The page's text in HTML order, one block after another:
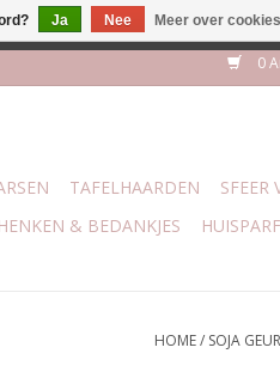
0
TAFELHAARDEN SFEER
& BEDANKJES
HOME/ SOJA
Ja Nee Meer over
| boven de 70 euro geen